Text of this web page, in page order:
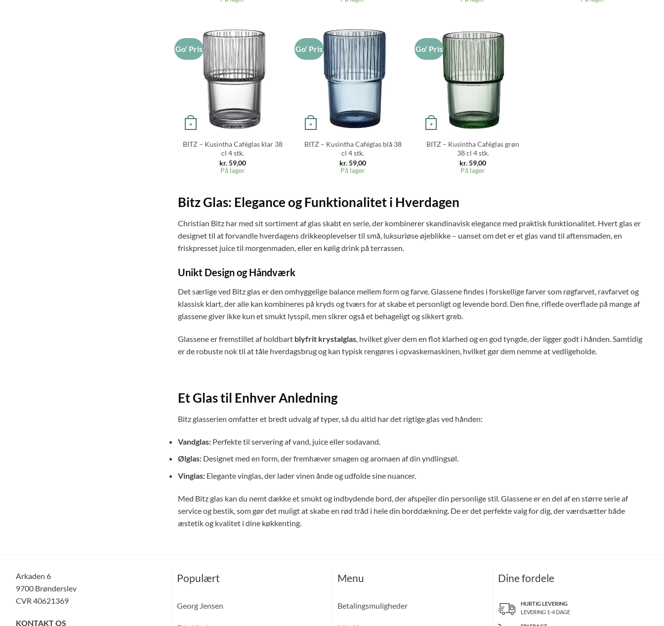
Go' Pris
+
BITZ – Kusintha Caféglas klar 38
cl 4 stk.
kr.59,00
På lager
Go' Pris
+
BITZ – Kusintha Caféglas blå 38
cl 4 stk.
kr.59,00
På lager
Go' Pris
+
BITZ – Kusintha Caféglas grøn
38 cl 4 stk.
kr.59,00
På lager
Bitz Glas: Elegance og Funktionalitet i Hverdagen
Christian Bitz har med sit sortiment af glas skabt en serie, der kombinerer skandinavisk elegance med praktisk funktionalitet. Hvert glas er
designet til at forvandle hverdagens drikkeoplevelser til små, luksuriøse øjeblikke – uanset om det er et glas vand til aftensmaden, en
friskpresset juice til morgenmaden, eller en kølig drink på terrassen.
Unikt Design og Håndværk
Det særlige ved Bitz glas er den omhyggelige balance mellem form og farve. Glassene findes i forskellige farver som røgfarvet, ravfarvet og
klassisk klart, der alle kan kombineres på kryds og tværs for at skabe et personligt og levende bord. Den fine, riflede overflade på mange af
glassene giver ikke kun et smukt lysspil, men sikrer også et behageligt og sikkert greb.
Glassene er fremstillet af holdbart blyfrit krystalglas, hvilket giver dem en flot klarhed og en god tyngde, der ligger godt i hånden. Samtidig
er de robuste nok til at tåle hverdagsbrug og kan typisk rengøres i opvaskemaskinen, hvilket gør dem nemme at vedligeholde.
Et Glas til Enhver Anledning
Bitz glasserien omfatter et bredt udvalg af typer, så du altid har det rigtige glas ved hånden:
Vandglas:Perfekte til servering af vand, juice eller sodavand.
Ølglas:Designet med en form, der fremhæver smagen og aromaen af din yndlingsøl.
Vinglas:Elegante vinglas, der lader vinen ånde og udfolde sine nuancer.
Med Bitz glas kan du nemt dække et smukt og indbydende bord, der afspejler din personlige stil. Glassene er en del af en større serie af
service og bestik, som gør det muligt at skabe en rød tråd i hele din borddækning. De er det perfekte valg for dig, der værdsætter både
æstetik og kvalitet i dine køkkenting.
Arkaden 6
9700 Brønderslev
CVR 40621369
KONTAKT OS
Populært
Georg Jensen
Menu
Betalingsmuligheder
Dine fordele
HURTIG LEVERING
LEVERING 1-4 DAGE